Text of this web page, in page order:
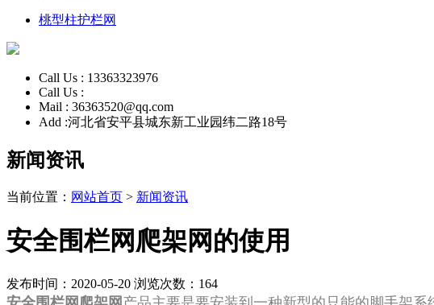
桃型柱护栏网
Call Us : 13363323976
Call Us :
Mail : 36363520@qq.com
Add :河北省安平县城东新工业园纬二路18号
新闻资讯
当前位置： 网站首页 > 新闻资讯
安全围栏网爬架网的使用
发布时间：2020-05-20 浏览次数： 164